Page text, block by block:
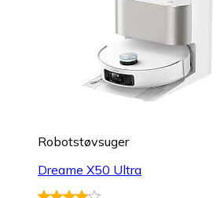
Robotstøvsuger
Dreame X50 Ultra